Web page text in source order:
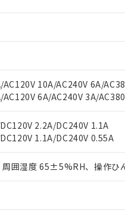
10A/AC240V 6A/
6A/AC240V 3A/
2.2A/DC240V 1.1A
1.1A/DC240V 0.55A
囲湿度 65±5%RH、操作ひ
御機器事業取扱商品の当社在
商品の中には、本サービスの
標準価格はお客様のお取引先
ださい。
格結果を当社の事前の承諾な
リスト作成サービス）をご利
。
ト上で当社にご登録された部
ビスに関するお客様との取引
別名：DOP) 1000ppm以下、フ
ジイソブチル (DIBP) 1000ppm以下
制御機器に対する適用除外項目は除く
ては閾値を超える意図的な使用がない
により、予定月が前後するこ
ロード
が中国RoHSの基準値を超え
、 Cd(カドミウム) : 100ppm、
ル)) : 1000ppm
のすべてが基準値以下である
売部門へお問い合わせくだ
品のうち、外国為替および外
とります。
兵器、ミサイル、化学兵器、
ません。
三者に販売する場合は、上記
いが在庫あり
庫状況については、お客様
販売員にご確認ください)
た在庫状況の情報を公開して